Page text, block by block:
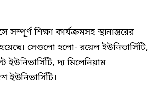
সম্পূর্ণ শিক্ষা কার্যক্রমসহ স্থানান্তরের
সেগুলো হলো- রয়েল ইউনিভার্সিটি,
ইউনিভার্সিটি, দ্য মিলেনিয়াম
ইউনিভার্সিটি।